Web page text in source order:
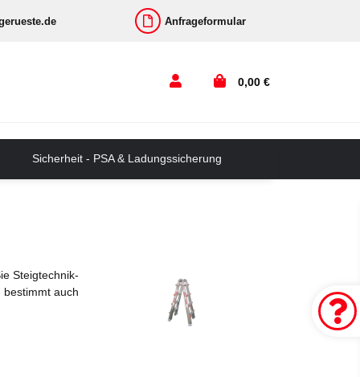
Anfrageformular
0,00 €
Sicherheit - PSA & Ladungssicherung
Steigtechnik-
auch
Nutzen Sie dazu doch gern unser
Übrigens werden unsere Topseller immer frei